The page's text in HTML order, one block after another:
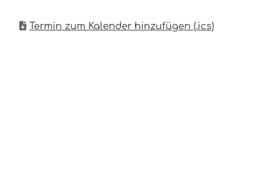
Termin zum Kalender hinzufügen (.ics)